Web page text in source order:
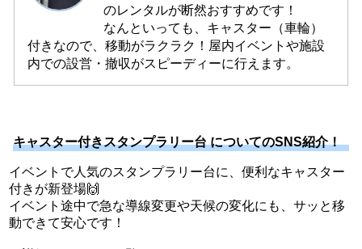
のレンタルが断然おすすめです！
なんといっても、キャスター（車輪）
付きなので、移動がラクラク！屋内イベントや施設
内での設営・撤収がスピーディーに行えます。
キャスター付きスタンプラリー台 についてのSNS紹介！
イベントで人気のスタンプラリー台に、便利なキャスター
付きが新登場🙌
イベント途中で急な導線変更や天候の変化にも、サッと移
動できて安心です！